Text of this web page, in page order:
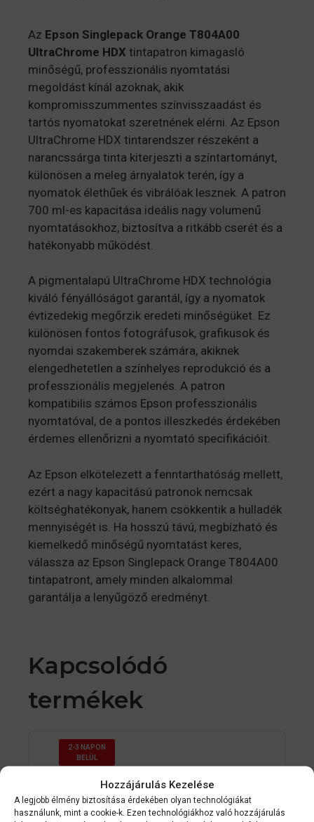
Hozzájárulás Kezelése
A legjobb élmény biztosítása érdekében olyan technológiákat
használunk, mint a cookie-k. Ezen technológiákhoz való hozzájárulás
Az Epson Singlepack Orange T804A00
UltraChrome HDX tintapatron kimagasló
minőségű, professzionális nyomtatási
megoldást kínál azoknak, akik
kompromisszummentes színvisszaadást és
tartós nyomatokat szeretnének elérni. Az Epson
UltraChrome HDX tintarendszer részeként a
narancssárga tinta kiterjeszti a színtartományt,
különösen a meleg árnyalatok terén, így a
nyomatok élethűek és vibrálóak lesznek. A patron
700 ml-es kapacitása ideális nagy volumenű
nyomtatásokhoz, biztosítva a ritkább cserét és a
hatékonyabb működést.
A pigmentalapú UltraChrome HDX technológia
kiváló fényállóságot garantál, így a nyomatok
évtizedekig megőrzik eredeti minőségüket. Ez
különösen fontos fotográfusok, grafikusok és
nyomdai szakemberek számára, akiknek
elengedhetetlen a színhelyes reprodukció és a
professzionális megjelenés. A patron
kompatibilis számos Epson professzionális
nyomtatóval, de a pontos illeszkedés érdekében
érdemes ellenőrizni a nyomtató specifikációit.
Az Epson elkötelezett a fenntarthatóság mellett,
ezért a nagy kapacitású patronok nemcsak
költséghatékonyak, hanem csökkentik a hulladék
mennyiségét is. Ha hosszú távú, megbízható és
kiemelkedő minőségű nyomtatást keres,
válassza az Epson Singlepack Orange T804A00
tintapatront, amely minden alkalommal
garantálja a lenyűgöző eredményt.
Kapcsolódó
termékek
2-3 NAPON
BELÜL